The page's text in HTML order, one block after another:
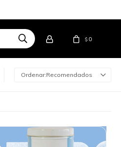
$ 0
Recomendados